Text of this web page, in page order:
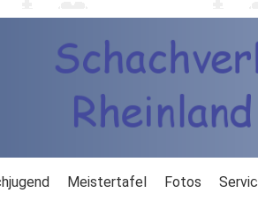
Meistertafel Fotos